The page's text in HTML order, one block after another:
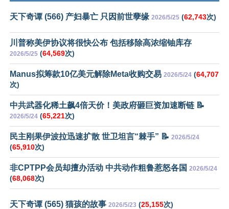
天下奇谭 (566) 产妇暴亡 只因前世孽缘 2026/5/25 (62,743次)
川普称美伊协议将很快公布 包括移除高浓缩铀库存
2026/5/25 (64,569次)
Manus拟筹款10亿美元解除Meta收购交易 2026/5/24 (64,707
次)
中共武器化稀土飙4倍天价！美政府砸巨资加速断链 📝
2026/5/24 (65,221次)
民主刚果伊波拉迅速扩散 世卫坦言“棘手” 📝 2026/5/24
(65,910次)
非CPTPP会员却擅办活动 中共动作粗鲁惹怒各国 2026/5/24
(68,068次)
天下奇谭 (565) 猫孩的故事 2026/5/23 (25,155次)